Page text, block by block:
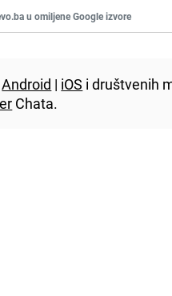
u omiljene Google izvore
Android | iOS i društvenih
Chata.